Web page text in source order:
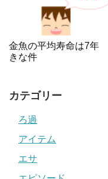
金魚の平均寿命は7
きな件
カテゴリー
ろ過
アイテム
エサ